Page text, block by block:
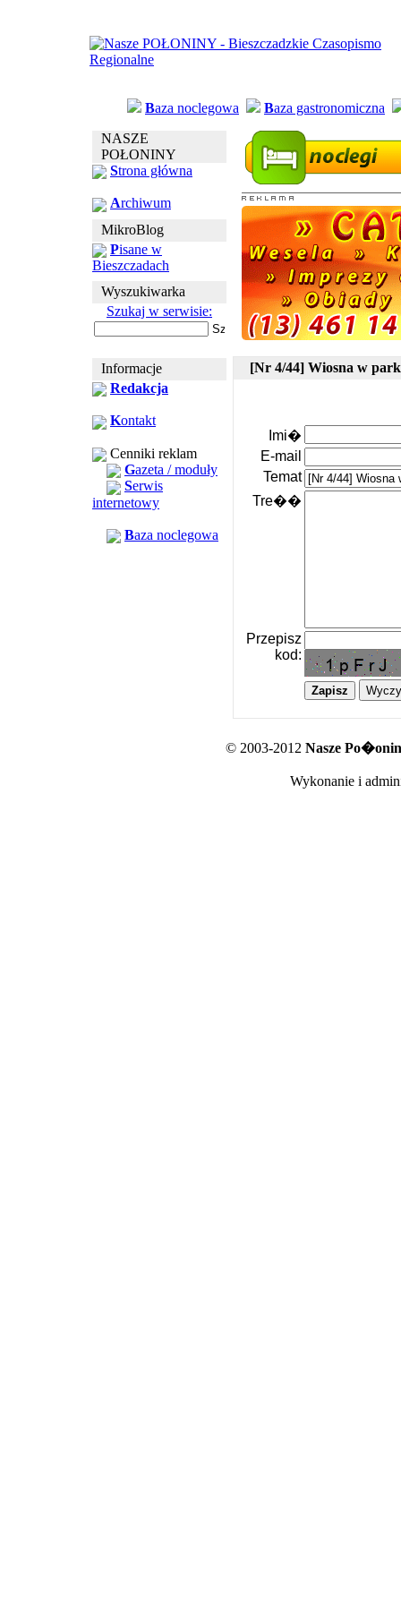
Baza noclegowa Baza gastronomiczna
NASZE
POŁONINY
Strona główna
Archiwum
MikroBlog
Pisane w
Bieszczadach
Wyszukiwarka
Szukaj w serwisie:
Informacje
Redakcja
Kontakt
Cenniki reklam
Gazeta / moduły
Serwis
internetowy
Baza noclegowa
[Nr 4/44] Wiosna w
Imi�
E-mail
Temat
Tre��
Przepisz
kod:
© 2003-2012 Nasze
Wykonanie i